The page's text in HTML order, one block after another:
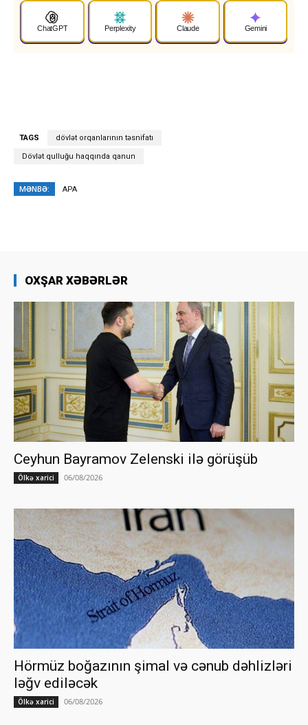
ChatGPT Perplexity Claude Gemini
TAGS dövlət orqanlarının təsnifatı
Dövlət qulluğu haqqında qanun
MƏNBƏ: APA
OXŞAR XƏBƏRLƏR
Ceyhun Bayramov Zelenski ilə görüşüb
Ölkə xarici 06/08/2026
Hörmüz boğazının şimal və cənub dəhlizləri
ləğv ediləcək
Ölkə xarici 06/08/2026